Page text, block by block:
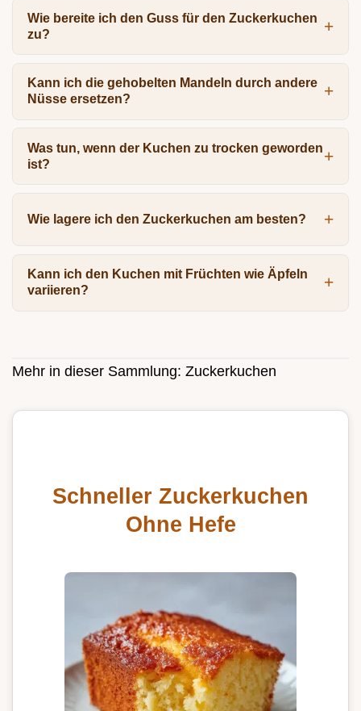
Wie bereite ich den Guss für den Zuckerkuchen
zu?
Kann ich die gehobelten Mandeln durch andere
Nüsse ersetzen?
Was tun, wenn der Kuchen zu trocken geworden
ist?
Wie lagere ich den Zuckerkuchen am besten?
Kann ich den Kuchen mit Früchten wie Äpfeln
variieren?
Mehr in dieser Sammlung: Zuckerkuchen
Schneller Zuckerkuchen
Ohne Hefe